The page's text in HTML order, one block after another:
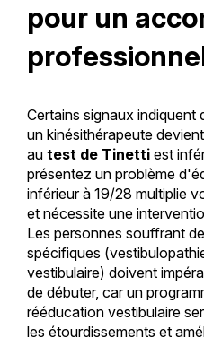
pour un
Certains signaux
un kinésithérapeute
au test de Tinettiest
présentez un problème
inférieur à 19/28 multiplie
et nécessite une
Les personnes souffrant
spécifiques
vestibulaire) doivent
de débuter, car un
rééducation vestibulaire
les étourdissements et